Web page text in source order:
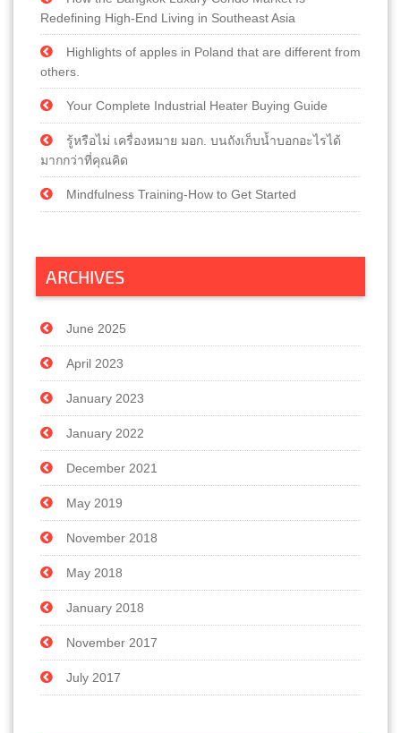
Redefining High-End Living in Southeast Asia
Highlights of apples in Poland that are different from
others.
Your Complete Industrial Heater Buying Guide
รู้หรือไม่ เครื่องหมาย มอก. บนถังเก็บน้ำบอกอะไรได้
มากกว่าที่คุณคิด
Mindfulness Training-How to Get Started
ARCHIVES
June 2025
April 2023
January 2023
January 2022
December 2021
May 2019
November 2018
May 2018
January 2018
November 2017
July 2017